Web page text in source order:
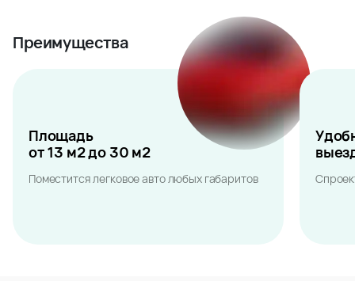
Преимущества
Площадь
от 13 м2 до 30 м2
Поместится легковое авто любых габаритов